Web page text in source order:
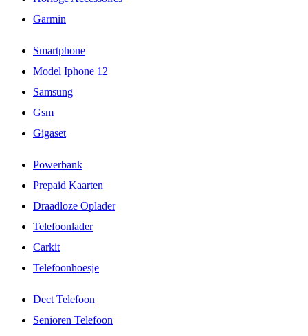
Garmin
Smartphone
Model Iphone 12
Samsung
Gsm
Gigaset
Powerbank
Prepaid Kaarten
Draadloze Oplader
Telefoonlader
Carkit
Telefoonhoesje
Dect Telefoon
Senioren Telefoon